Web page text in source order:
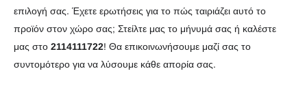
επιλογή σας. Έχετε ερωτήσεις για το πώς ταιριάζει αυτό το
προϊόν στον χώρο σας; Στείλτε μας το μήνυμά σας ή καλέστε
μας στο 2114111722! Θα επικοινωνήσουμε μαζί σας το
συντομότερο για να λύσουμε κάθε απορία σας.